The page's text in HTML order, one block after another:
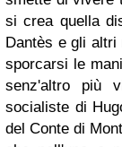
si crea quella
Dantès e gli altri
sporcarsi le
senz'altro più
socialiste di
del Conte di